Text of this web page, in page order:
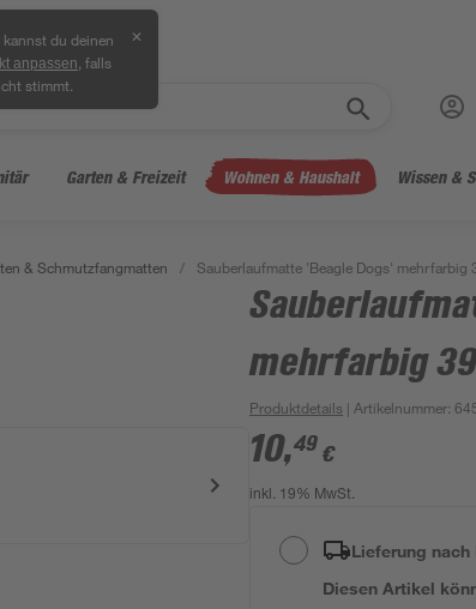
kannst du deinen
anpassen , falls
stimmt.
✕
Garten & Freizeit Wohnen & Haushalt Wissen &
& Schmutzfangmatten / Sauberlaufmatte 'Beagle Dogs' mehrfarbig
mehrfarbig
Produktdetails | Artikelnummer:
10,49 €
inkl. 19% MwSt.
Lieferung nach
Diesen Artikel